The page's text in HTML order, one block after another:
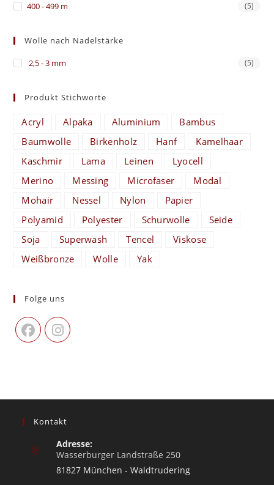
400 - 499 m (5)
Wolle nach Nadelstärke
2,5 - 3 mm (5)
Produkt Stichworte
Acryl Alpaka Aluminium
Bambus
Baumwolle
Birkenholz Hanf
Kamelhaar
Kaschmir
Lama Leinen
Lyocell
Merino
Messing Microfaser
Modal
Mohair
Nessel Nylon
Papier
Polyamid
Polyester Schurwolle
Seide
Soja
Superwash Tencel
Viskose
Weißbronze
Wolle Yak
Folge uns
Kontakt
Adresse:
Wasserburger Landstraße 250
81827 München - Waldtrudering